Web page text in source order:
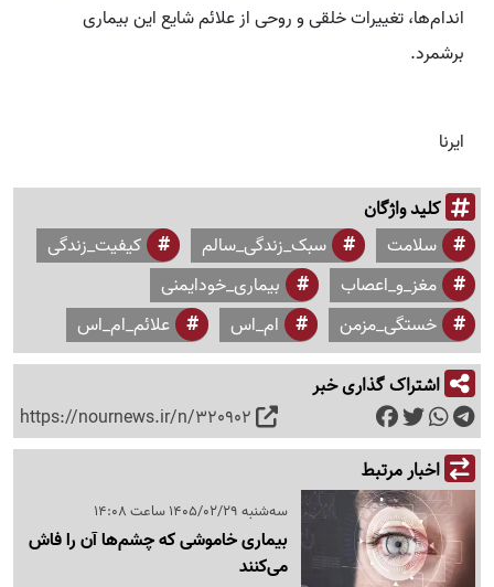
اندام‌ها، تغییرات خلقی و روحی از علائم شایع این بیماری
برشمرد.
ایرنا
کلید واژگان
سلامت سبک_زندگی_سالم
کیفیت_زندگی
مغز_و_اعصاب
بیماری_خودایمنی
خستگی_مزمن
ام_اس علائم_ام_اس
اشتراک گذاری خبر
https://nournews.ir/n/320902
اخبار مرتبط
سه‌شنبه 1405/02/29 ساعت 14:08
بیماری خاموشی که چشم‌ها آن را فاش
می‌کنند